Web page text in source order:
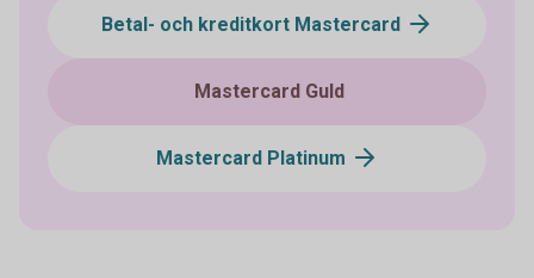
Betal- och kreditkort Mastercard
Mastercard Guld
Mastercard Platinum